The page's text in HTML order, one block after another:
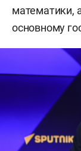
математики,
основному